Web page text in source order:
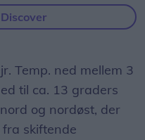
Temp. ned mellem 3
til ca. 13 graders
og nordøst, der
skiftende